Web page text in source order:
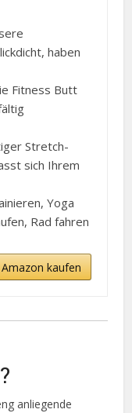
haben
Fitness Butt
Stretch-
sich Ihrem
Yoga
Rad fahren
kaufen
anliegende